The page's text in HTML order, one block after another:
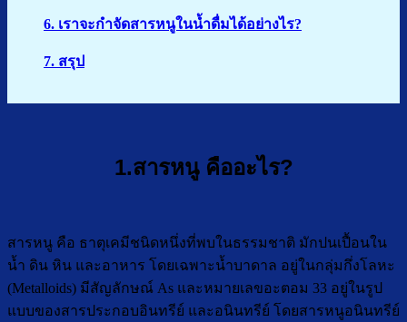
6. เราจะกำจัดสารหนูในน้ำดื่มได้อย่างไร?
7. สรุป
1.สารหนู คืออะไร?
สารหนู คือ ธาตุเคมีชนิดหนึ่งที่พบในธรรมชาติ มักปนเปื้อนใน
น้ำ ดิน หิน และอาหาร โดยเฉพาะน้ำบาดาล อยู่ในกลุ่มกึ่งโลหะ
(Metalloids) มีสัญลักษณ์ As และหมายเลขอะตอม 33 อยู่ในรูป
แบบของสารประกอบอินทรีย์ และอนินทรีย์ โดยสารหนูอนินทรีย์